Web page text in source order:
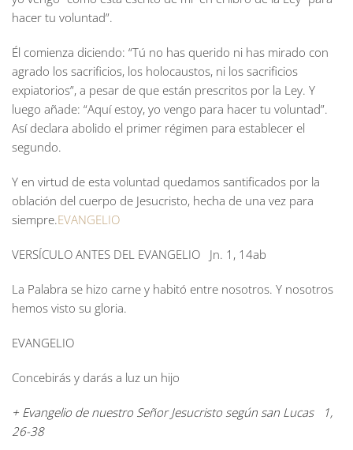
hacer tu voluntad”.
Él comienza diciendo: “Tú no has querido ni has mirado con
agrado los sacrificios, los holocaustos, ni los sacrificios
expiatorios”, a pesar de que están prescritos por la Ley. Y
luego añade: “Aquí estoy, yo vengo para hacer tu voluntad”.
Así declara abolido el primer régimen para establecer el
segundo.
Y en virtud de esta voluntad quedamos santificados por la
oblación del cuerpo de Jesucristo, hecha de una vez para
siempre.EVANGELIO
VERSÍCULO ANTES DEL EVANGELIO Jn. 1, 14ab
La Palabra se hizo carne y habitó entre nosotros. Y nosotros
hemos visto su gloria.
EVANGELIO
Concebirás y darás a luz un hijo
+ Evangelio de nuestro Señor Jesucristo según san Lucas 1,
26-38